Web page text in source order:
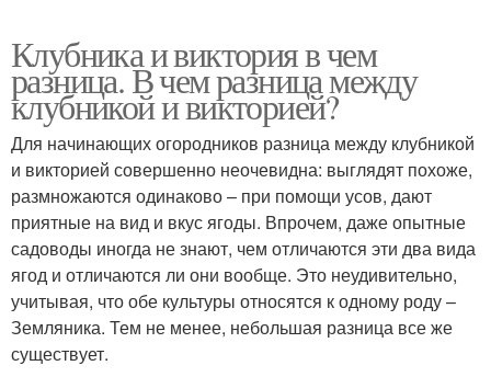
Клубника и виктория в чем
разница. В чем разница между
клубникой и викторией?
Для начинающих огородников разница между клубникой
и викторией совершенно неочевидна: выглядят похоже,
размножаются одинаково – при помощи усов, дают
приятные на вид и вкус ягоды. Впрочем, даже опытные
садоводы иногда не знают, чем отличаются эти два вида
ягод и отличаются ли они вообще. Это неудивительно,
учитывая, что обе культуры относятся к одному роду –
Земляника. Тем не менее, небольшая разница все же
существует.